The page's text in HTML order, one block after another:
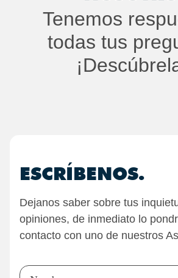
Tenemos
todas tus
ESCRÍBENOS.
Dejanos saber sobre tus
opiniones, de inmediato lo
contacto con uno de nuestros